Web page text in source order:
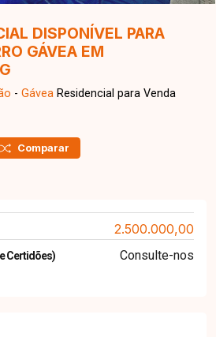
DISPONÍVEL PARA
GÁVEA EM
- Gávea Residencial para Venda
Comparar
2.500.000,00
Certidões) Consulte-nos